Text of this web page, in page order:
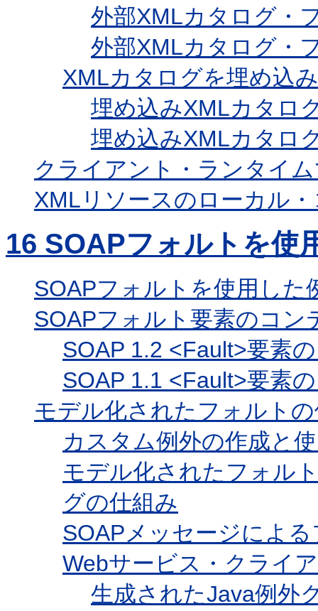
外部XMLカタログ・
外部XMLカタログ・
XMLカタログを埋め込み
埋め込みXMLカタロ
埋め込みXMLカタロ
クライアント・ランタイ
XMLリソースのローカル
16 SOAPフォルトを使
SOAPフォルトを使用した
SOAPフォルト要素のコン
SOAP 1.2 <Fault>要素
SOAP 1.1 <Fault>要素
モデル化されたフォルト
カスタム例外の作成と
モデル化されたフォル
グの仕組み
SOAPメッセージによ
Webサービス・クライ
生成されたJava例外